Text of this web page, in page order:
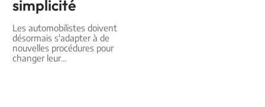
simplicité
Les automobilistes doivent
désormais s'adapter à de
nouvelles procédures pour
changer leur…